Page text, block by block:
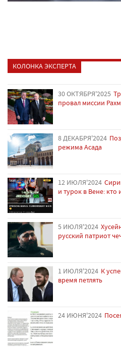
КОЛОНКА ЭКСПЕРТА
30 ОКТЯБРЯ'2025
провал миссии
8 ДЕКАБРЯ'2024
режима Асада
12 ИЮЛЯ'2024
и турок в Вене: кто
5 ИЮЛЯ'2024
русский патриот
1 ИЮЛЯ'2024 К
время петлять
24 ИЮНЯ'2024